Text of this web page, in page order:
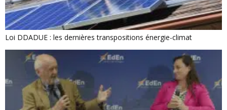
Loi DDADUE : les dernières transpositions énergie-climat